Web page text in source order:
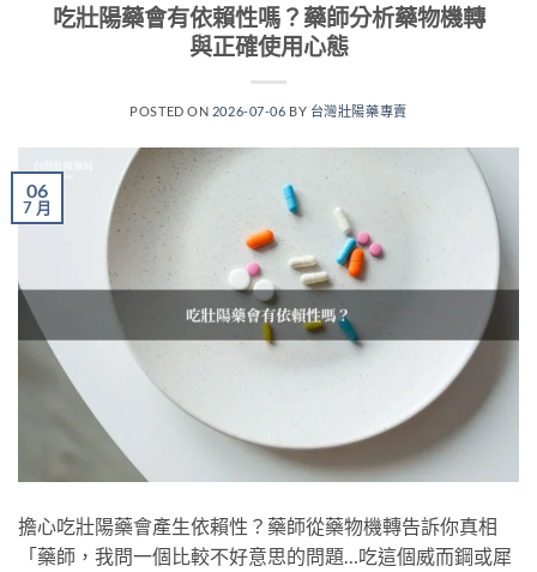
吃壯陽藥會有依賴性嗎？藥師分析藥物機轉
與正確使用心態
POSTED ON 2026-07-06 BY 台灣壯陽藥專賣
06
7 月
擔心吃壯陽藥會產生依賴性？藥師從藥物機轉告訴你真相
「藥師，我問一個比較不好意思的問題…吃這個威而鋼或犀